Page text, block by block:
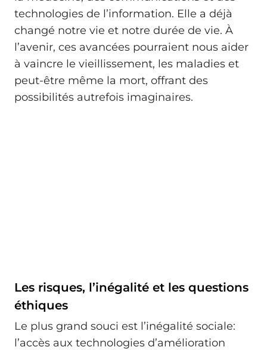
technologies de l’information. Elle a déjà
changé notre vie et notre durée de vie. À
l’avenir, ces avancées pourraient nous aider
à vaincre le vieillissement, les maladies et
peut-être même la mort, offrant des
possibilités autrefois imaginaires.
Les risques, l’inégalité et les questions
éthiques
Le plus grand souci est l’inégalité sociale:
l’accès aux technologies d’amélioration